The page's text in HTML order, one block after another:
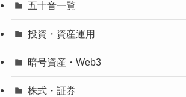
五十音一覧
投資・資産運用
暗号資産・Web3
株式・証券